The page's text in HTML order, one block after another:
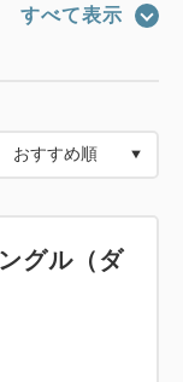
メニティ
す。予めご了承
すべて表示
グル（ダ